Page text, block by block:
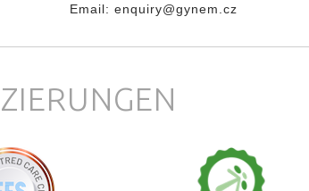
Email: enquiry@gynem.cz